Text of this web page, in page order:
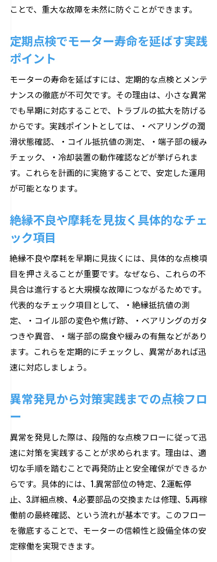
ことで、重大な故障を未然に防ぐことができます。
定期点検でモーター寿命を延ばす実践
ポイント
モーターの寿命を延ばすには、定期的な点検とメンテ
ナンスの徹底が不可欠です。その理由は、小さな異常
でも早期に対応することで、トラブルの拡大を防げる
からです。実践ポイントとしては、・ベアリングの潤
滑状態確認、・コイル抵抗値の測定、・端子部の緩み
チェック、・冷却装置の動作確認などが挙げられま
す。これらを計画的に実施することで、安定した運用
が可能となります。
絶縁不良や摩耗を見抜く具体的なチェ
ック項目
絶縁不良や摩耗を早期に見抜くには、具体的な点検項
目を押さえることが重要です。なぜなら、これらの不
具合は進行すると大規模な故障につながるためです。
代表的なチェック項目として、・絶縁抵抗値の測
定、・コイル部の変色や焦げ跡、・ベアリングのガタ
つきや異音、・端子部の腐食や緩みの有無などがあり
ます。これらを定期的にチェックし、異常があれば迅
速に対応しましょう。
異常発見から対策実践までの点検フロ
ー
異常を発見した際は、段階的な点検フローに従って迅
速に対策を実践することが求められます。理由は、適
切な手順を踏むことで再発防止と安全確保ができるか
らです。具体的には、1.異常部位の特定、2.運転停
止、3.詳細点検、4.必要部品の交換または修理、5.再稼
働前の最終確認、という流れが基本です。このフロー
を徹底することで、モーターの信頼性と設備全体の安
定稼働を実現できます。